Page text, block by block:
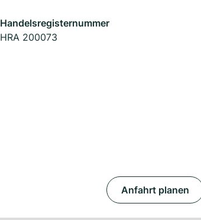
Handelsregisternummer
HRA 200073
Anfahrt planen